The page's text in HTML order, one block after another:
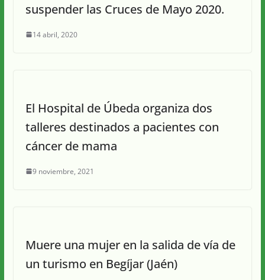
suspender las Cruces de Mayo 2020.
14 abril, 2020
El Hospital de Úbeda organiza dos
talleres destinados a pacientes con
cáncer de mama
9 noviembre, 2021
Muere una mujer en la salida de vía de
un turismo en Begíjar (Jaén)